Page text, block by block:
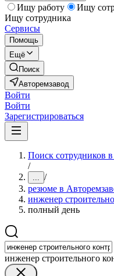
Ищу работу
Ищу
Ищу сотрудника
Сервисы
Помощь
Ещё
Поиск
Авторемзавод
Войти
Войти
Зарегистрироваться
Поиск сотрудников
/
... /
резюме в
инженер
полный день
инженер строительного